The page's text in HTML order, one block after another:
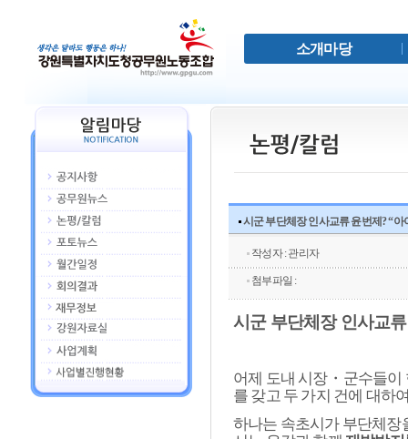
소개마당
시군 부단체장 인사교류 윤번제? “아
작성자 : 관리자
첨부파일 :
시군 부단체장 인사교
어제 도내 시장・ 군수들이
를 갖고 두 가지 건에 대하
하나는 속초시가 부단체장